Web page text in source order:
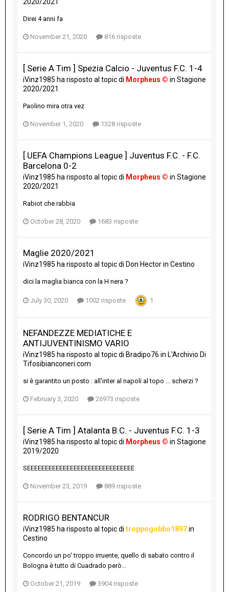
2020/2021
Direi 4 anni fa
November 21, 2020 816 risposte
[ Serie A Tim ] Spezia Calcio - Juventus F.C. 1-4
iVinz1985 ha risposto al topic di Morpheus © in Stagione
2020/2021
Paolino mira otra vez
November 1, 2020 1328 risposte
[ UEFA Champions League ] Juventus F.C. - F.C.
Barcelona 0-2
iVinz1985 ha risposto al topic di Morpheus © in Stagione
2020/2021
Rabiot che rabbia
October 28, 2020 1683 risposte
Maglie 2020/2021
iVinz1985 ha risposto al topic di Don Hectorin Cestino
dici la maglia bianca con la H nera ?
July 30, 2020 1002 risposte 1
NEFANDEZZE MEDIATICHE E
ANTIJUVENTINISMO VARIO
iVinz1985 ha risposto al topic di Bradipo76 in L'Archivio Di
Tifosibianconeri.com
si è garantito un posto : all'inter al napoli al topo ... scherzi ?
February 3, 2020 26973 risposte
[ Serie A Tim ] Atalanta B.C. - Juventus F.C. 1-3
iVinz1985 ha risposto al topic di Morpheus © in Stagione
2019/2020
SEEEEEEEEEEEEEEEEEEEEEEEEEEEEEE
November 23, 2019 889 risposte
RODRIGO BENTANCUR
iVinz1985 ha risposto al topic di troppogobbo1897in
Cestino
Concordo un po' troppo irruente, quello di sabato contro il
Bologna è tutto di Cuadrado però...
October 21, 2019 3904 risposte